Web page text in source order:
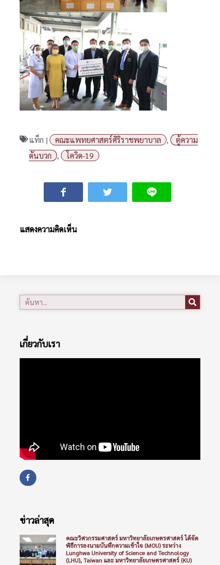
แท็ก | คณะแพทยศาสตร์ศิริราชพยาบาล ,
ตู้ความ
ดันบวก
, โควิด-19
แสดงความคิดเห็น
เกี่ยวกับเรา
ข่าวล่าสุด
คณะวิศวกรรมศาสตร์ มหาวิทยาลัยเกษตรศาสตร์ ได้จัด
พิธีการลงนามบันทึกความเข้าใจ (MOU) ระหว่าง
Lunghwa University of Science and Technology
(LHU), Taiwan และ มหาวิทยาลัยเกษตรศาสตร์ (KU)